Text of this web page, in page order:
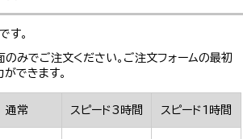
す。
みでご注文ください。ご注文フォームの最初
できます。
通常 スピード3時間 スピード1時間